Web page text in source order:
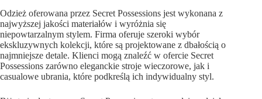
Odzież oferowana przez Secret Possessions jest wykonana z
najwyższej jakości materiałów i wyróżnia się
niepowtarzalnym stylem. Firma oferuje szeroki wybór
ekskluzywnych kolekcji, które są projektowane z dbałością o
najmniejsze detale. Klienci mogą znaleźć w ofercie Secret
Possessions zarówno eleganckie stroje wieczorowe, jak i
casualowe ubrania, które podkreślą ich indywidualny styl.